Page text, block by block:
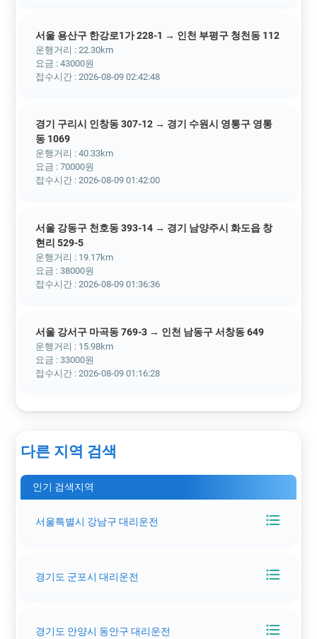
서울 용산구 한강로1가 228-1 → 인천 부평구 청천동 112
운행거리 : 22.30km
요금 : 43000원
접수시간 : 2026-08-09 02:42:48
경기 구리시 인창동 307-12 → 경기 수원시 영통구 영통
동 1069
운행거리 : 40.33km
요금 : 70000원
접수시간 : 2026-08-09 01:42:00
서울 강동구 천호동 393-14 → 경기 남양주시 화도읍 창
현리 529-5
운행거리 : 19.17km
요금 : 38000원
접수시간 : 2026-08-09 01:36:36
서울 강서구 마곡동 769-3 → 인천 남동구 서창동 649
운행거리 : 15.98km
요금 : 33000원
접수시간 : 2026-08-09 01:16:28
다른 지역 검색
인기 검색지역
서울특별시 강남구 대리운전 format_list_bulleted
경기도 군포시 대리운전 format_list_bulleted
경기도 안양시 동안구 대리운전 format_list_bulleted